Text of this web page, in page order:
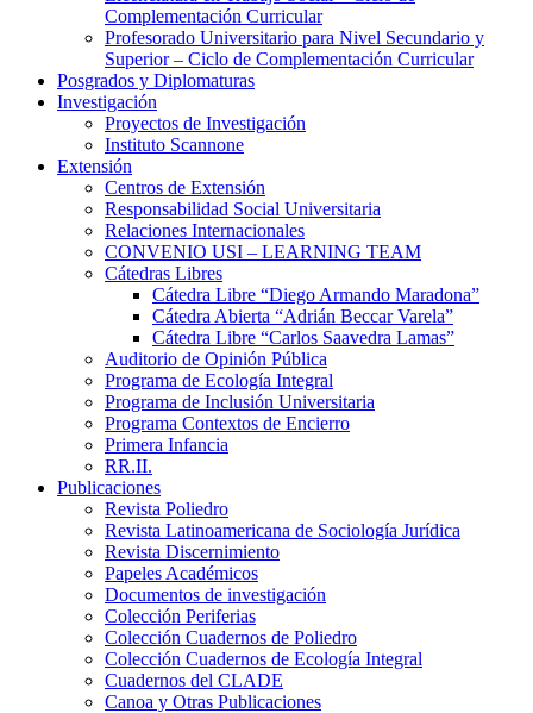
Complementación Curricular
Profesorado Universitario para Nivel Secundario y
Superior – Ciclo de Complementación Curricular
Posgrados y Diplomaturas
Investigación
Proyectos de Investigación
Instituto Scannone
Extensión
Centros de Extensión
Responsabilidad Social Universitaria
Relaciones Internacionales
CONVENIO USI – LEARNING TEAM
Cátedras Libres
Cátedra Libre “Diego Armando Maradona”
Cátedra Abierta “Adrián Beccar Varela”
Cátedra Libre “Carlos Saavedra Lamas”
Auditorio de Opinión Pública
Programa de Ecología Integral
Programa de Inclusión Universitaria
Programa Contextos de Encierro
Primera Infancia
RR.II.
Publicaciones
Revista Poliedro
Revista Latinoamericana de Sociología Jurídica
Revista Discernimiento
Papeles Académicos
Documentos de investigación
Colección Periferias
Colección Cuadernos de Poliedro
Colección Cuadernos de Ecología Integral
Cuadernos del CLADE
Canoa y Otras Publicaciones